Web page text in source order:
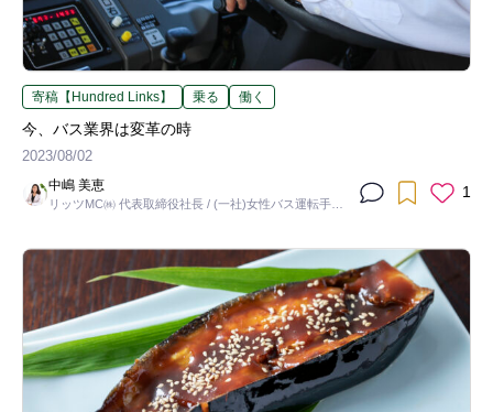
寄稿【Hundred Links】 乗る 働く
今、バス業界は変革の時
2023/08/02
中嶋 美恵
リッツMC㈱ 代表取締役社長 / (一社)女性バス運転手協
1